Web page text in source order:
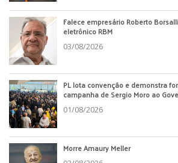
Falece empresário Roberto
eletrônico RBM
03/08/2026
PL lota convenção e demonstra
campanha de Sergio Moro ao
01/08/2026
Morre Amaury Meller